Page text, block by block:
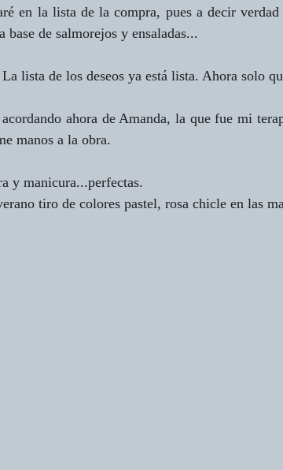
en la lista de la compra, pues a decir
base de salmorejos y ensaladas...
lista de los deseos ya está lista. Ahora solo
ahora de Amanda, la que fue mi
manos a la obra.
y manicura...perfectas.
tiro de colores pastel, rosa chicle en las